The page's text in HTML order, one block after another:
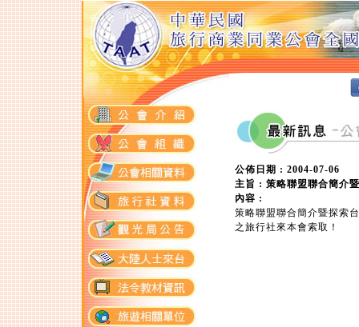
公佈日期 : 2004-07-06
主旨 : 策略聯盟聯合簡介
內容 :
策略聯盟聯合簡介暨探索
之旅行社來本會索取！